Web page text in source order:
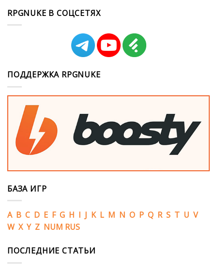
RPGNUKE В СОЦСЕТЯХ
ПОДДЕРЖКА RPGNUKE
БАЗА ИГР
A B C D E F G H I J K L M N O P Q R S T U V
W X Y Z NUM RUS
ПОСЛЕДНИЕ СТАТЬИ